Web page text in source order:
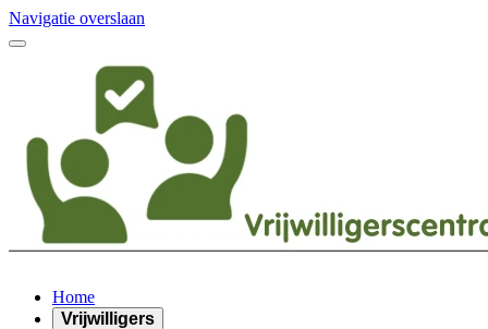
Navigatie overslaan
Home
Vrijwilligers